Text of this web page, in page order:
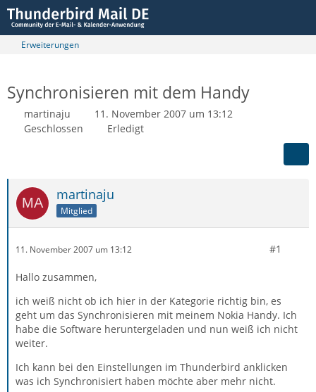
Erweiterungen
Synchronisieren mit dem Handy
martinaju
11. November 2007 um 13:12
Geschlossen
Erledigt
martinaju
Mitglied
11. November 2007 um 13:12 #1
Hallo zusammen,
ich weiß nicht ob ich hier in der Kategorie richtig bin, es
geht um das Synchronisieren mit meinem Nokia Handy. Ich
habe die Software heruntergeladen und nun weiß ich nicht
weiter.
Ich kann bei den Einstellungen im Thunderbird anklicken
was ich Synchronisiert haben möchte aber mehr nicht.